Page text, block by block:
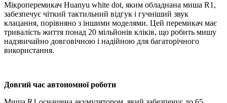
Мікроперемикач Huanyu white dot, яким обладнана миша R1,
забезпечує чіткий тактильний відгук і гучніший звук
клацання, порівняно з іншими моделями. Цей перемикач має
тривалість життя понад 20 мільйонів кліків, що робить мишу
надзвичайно довговічною і надійною для багаторічного
використання.
Довгий час автономної роботи